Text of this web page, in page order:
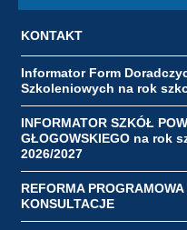
KONTAKT
Informator Form
Szkoleniowych na rok
INFORMATOR SZKÓŁ
GŁOGOWSKIEGO na rok
2026/2027
REFORMA PROGRAMOWA
KONSULTACJE